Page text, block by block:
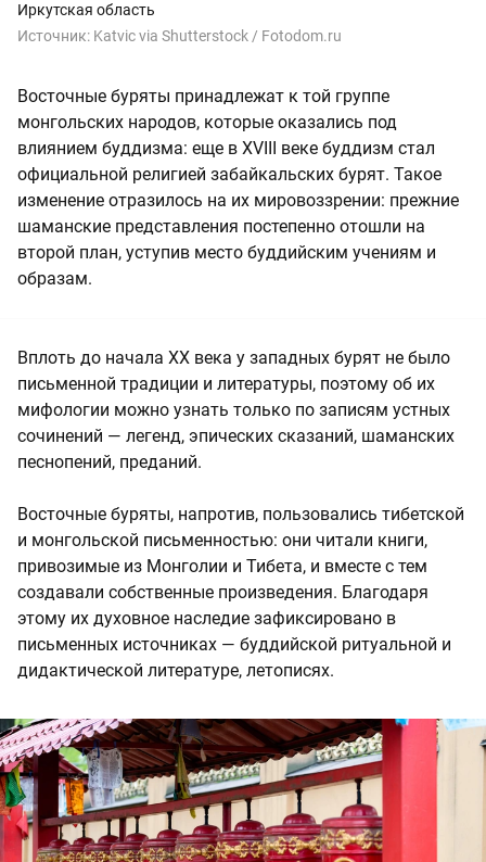
Иркутская область
Источник: Katvic via Shutterstock / Fotodom.ru
Восточные буряты принадлежат к той группе
монгольских народов, которые оказались под
влиянием буддизма: еще в XVIII веке буддизм стал
официальной религией забайкальских бурят. Такое
изменение отразилось на их мировоззрении: прежние
шаманские представления постепенно отошли на
второй план, уступив место буддийским учениям и
образам.
Вплоть до начала ХХ века у западных бурят не было
письменной традиции и литературы, поэтому об их
мифологии можно узнать только по записям устных
сочинений — легенд, эпических сказаний, шаманских
песнопений, преданий.
Восточные буряты, напротив, пользовались тибетской
и монгольской письменностью: они читали книги,
привозимые из Монголии и Тибета, и вместе с тем
создавали собственные произведения. Благодаря
этому их духовное наследие зафиксировано в
письменных источниках — буддийской ритуальной и
дидактической литературе, летописях.